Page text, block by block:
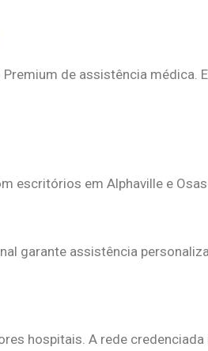
de assistência médica.
escritórios em Alphaville e
garante assistência
hospitais. A rede